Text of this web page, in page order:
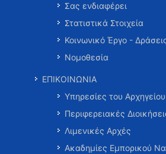
Σας ενδιαφέρει
Στατιστικά Στοιχεία
Κοινωνικό Έργο -
Νομοθεσία
ΕΠΙΚΟΙΝΩΝΙΑ
Υπηρεσίες του
Περιφερειακές
Λιμενικές Αρχές
Ακαδημίες Εμπορικού